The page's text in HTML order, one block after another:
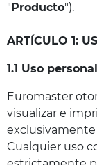
"Producto").
ARTÍCULO 1:
1.1 Uso
Euromaster
visualizar e
exclusivamente
Cualquier uso